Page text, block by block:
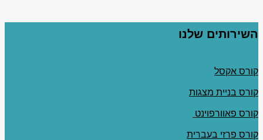
השירותים שלנו
קורס אקסל
קורס בניית מצגות
קורס פאוורפוינט
קורס פרזי בעברית